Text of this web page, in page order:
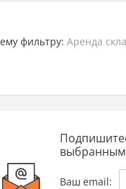
фильтру: Аренда
Ваш email: